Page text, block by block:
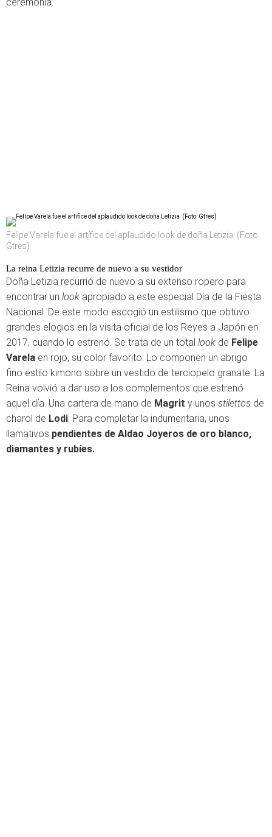
Felipe Varela fue el artífice del aplaudido look de doña Letizia (Foto:
Gtres)
La reina Letizia recurre de nuevo a su vestidor
Doña Letizia recurrió de nuevo a su extenso ropero para
encontrar un look apropiado a este especial Día de la Fiesta
Nacional. De este modo escogió un estilismo que obtuvo
grandes elogios en la visita oficial de los Reyes a Japón en
2017, cuando lo estrenó. Se trata de un total look de Felipe
Varela en rojo, su color favorito. Lo componen un abrigo
fino estilo kimono sobre un vestido de terciopelo granate. La
Reina volvió a dar uso a los complementos que estrenó
aquel día. Una cartera de mano de Magrit y unos stilettos de
charol de Lodi. Para completar la indumentaria, unos
llamativos pendientes de Aldao Joyeros de oro blanco,
diamantes y rubíes.